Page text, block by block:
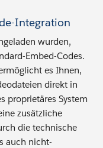
Integration
wurden,
Embed-Codes.
es Ihnen,
direkt in
proprietäres System
zusätzliche
die technische
auch nicht-